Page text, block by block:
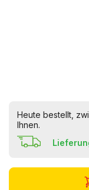
Heute bestellt,
Ihnen.